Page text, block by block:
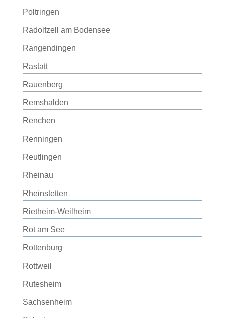
Poltringen
Radolfzell am Bodensee
Rangendingen
Rastatt
Rauenberg
Remshalden
Renchen
Renningen
Reutlingen
Rheinau
Rheinstetten
Rietheim-Weilheim
Rot am See
Rottenburg
Rottweil
Rutesheim
Sachsenheim